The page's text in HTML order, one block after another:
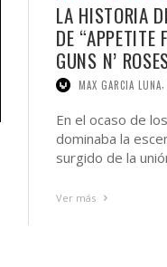
LA HISTORIA
DE “APPETITE
GUNS N’
MAX GARCIA LUNA,
En el ocaso de
dominaba la
surgido de la
Ver más